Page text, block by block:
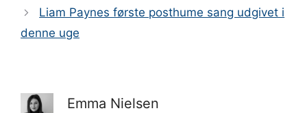
Liam Paynes første posthume sang udgivet i
denne uge
Emma Nielsen